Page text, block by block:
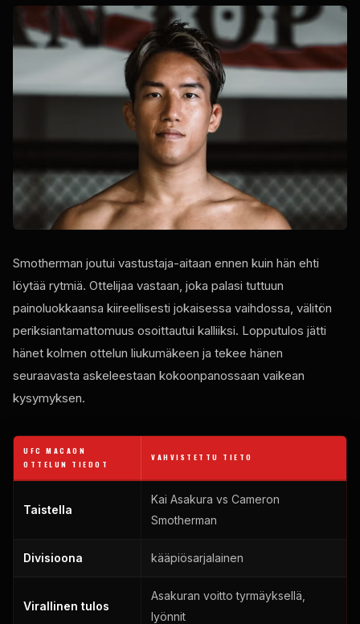
Smotherman joutui vastustaja-aitaan ennen kuin hän ehti
löytää rytmiä. Ottelijaa vastaan, joka palasi tuttuun
painoluokkaansa kiireellisesti jokaisessa vaihdossa, välitön
periksiantamattomuus osoittautui kalliiksi. Lopputulos jätti
hänet kolmen ottelun liukumäkeen ja tekee hänen
seuraavasta askeleestaan ​​kokoonpanossaan vaikean
kysymyksen.
UFC MACAON
OTTELUN TIEDOT
VAHVISTETTU TIETO
Taistella
Kai Asakura vs Cameron
Smotherman
Divisioona kääpiösarjalainen
Virallinen tulos
Asakuran voitto tyrmäyksellä,
lyönnit